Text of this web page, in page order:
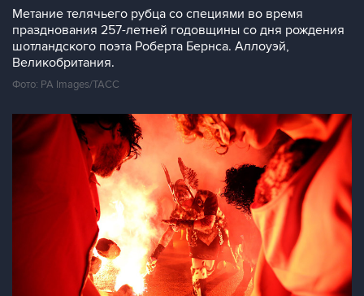
Метание телячьего рубца со специями во время
празднования 257-летней годовщины со дня рождения
шотландского поэта Роберта Бернса. Аллоуэй,
Великобритания.
Фото: PA Images/ТАСС